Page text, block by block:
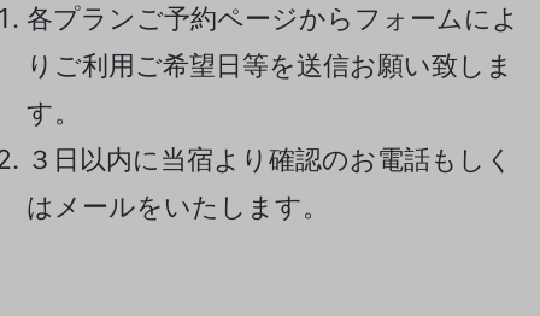
各プランご予約ページからフォームによ
りご利用ご希望日等を送信お願い致しま
す。
３日以内に当宿より確認のお電話もしく
はメールをいたします。